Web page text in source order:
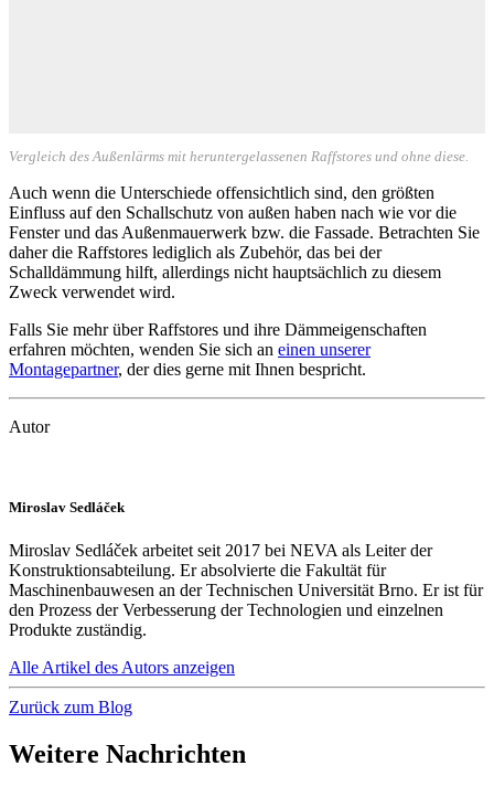
Vergleich des Außenlärms mit heruntergelassenen Raffstores und ohne diese.
Auch wenn die Unterschiede offensichtlich sind, den größten
Einfluss auf den Schallschutz von außen haben nach wie vor die
Fenster und das Außenmauerwerk bzw. die Fassade. Betrachten Sie
daher die Raffstores lediglich als Zubehör, das bei der
Schalldämmung hilft, allerdings nicht hauptsächlich zu diesem
Zweck verwendet wird.
Falls Sie mehr über Raffstores und ihre Dämmeigenschaften
erfahren möchten, wenden Sie sich an einen unserer
Montagepartner, der dies gerne mit Ihnen bespricht.
Autor
Miroslav Sedláček
Miroslav Sedláček arbeitet seit 2017 bei NEVA als Leiter der
Konstruktionsabteilung. Er absolvierte die Fakultät für
Maschinenbauwesen an der Technischen Universität Brno. Er ist für
den Prozess der Verbesserung der Technologien und einzelnen
Produkte zuständig.
Alle Artikel des Autors anzeigen
Zurück zum Blog
Weitere Nachrichten